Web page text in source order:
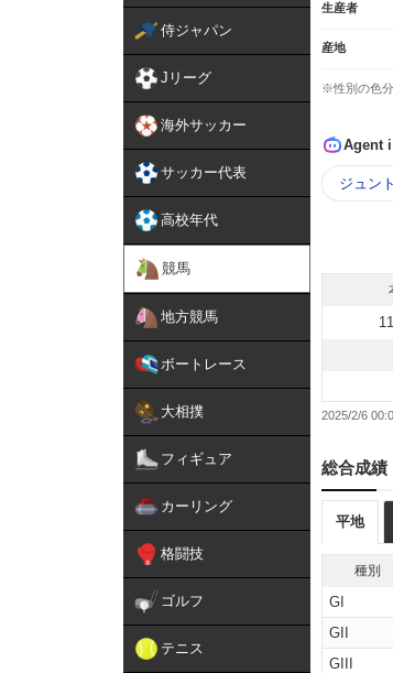
侍ジャパン
Jリーグ
海外サッカー
サッカー代表
高校年代
競馬
地方競馬
ボートレース
大相撲
フィギュア
カーリング
格闘技
ゴルフ
テニス
生産者
産地
※性別の色
Agent i
ジュン
2025/2/6
総合成績
平地
種別
GI
GII
GIII